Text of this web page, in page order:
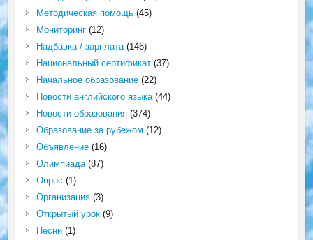
Методическая помощь(45)
Мониторинг(12)
Надбавка / зарплата(146)
Национальный сертификат(37)
Начальное образование(22)
Новости английского языка(44)
Новости образования(374)
Образование за рубежом (12)
Объявление(16)
Олимпиада(87)
Опрос (1)
Организация(3)
Открытый урок(9)
Песни(1)